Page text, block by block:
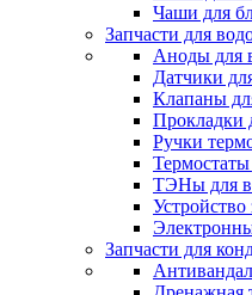
Чаши для
Запчасти для
Аноды для
Датчики
Клапаны
Прокладки
Ручки
Термостаты
ТЭНы для
Запчасти для